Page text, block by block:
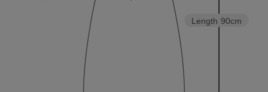
Length 90cm